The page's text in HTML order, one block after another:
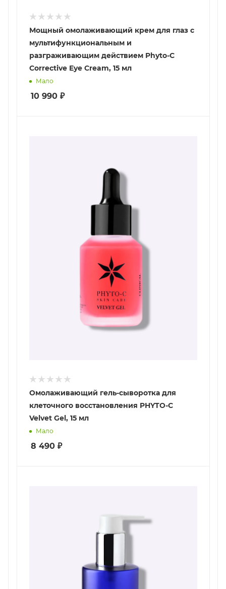
Мощный омолаживающий крем для глаз с
мультифункциональным и
разграживающим действием Phyto-C
Corrective Eye Cream, 15 мл
Мало
10 990 ₽
Омолаживающий гель-сыворотка для
клеточного восстановления PHYTO-C
Velvet Gel, 15 мл
Мало
8 490 ₽